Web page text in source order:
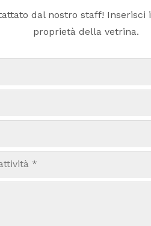
dal nostro staff!
proprietà della vetrina.